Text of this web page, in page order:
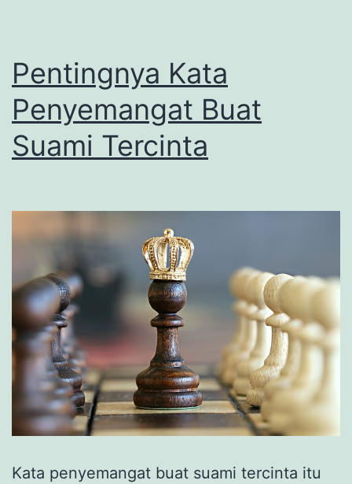
Pentingnya Kata
Penyemangat Buat
Suami Tercinta
Kata penyemangat buat suami tercinta itu